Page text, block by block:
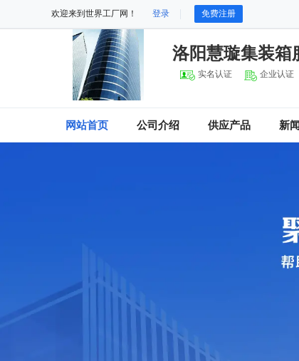
欢迎来到世界工厂网！ 登录 免费注册
洛阳慧璇集装箱
实名认证 企业认证
网站首页 公司介绍 供应产品 新